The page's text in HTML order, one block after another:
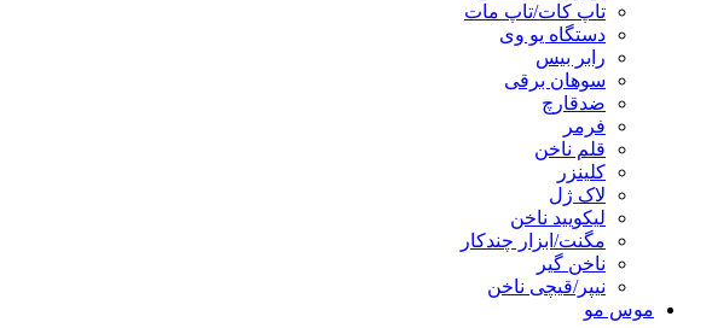
تاپ کات/تاپ مات
دستگاه یو وی
رابر بیس
سوهان برقی
ضدقارچ
فرمر
قلم ناخن
کلینزر
لاک ژل
لیکوييد ناخن
مگنت/ابزار چندکار
ناخن گیر
نیپر/قیچی ناخن
موس مو